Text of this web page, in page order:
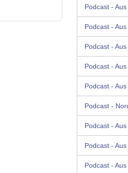
Podcast -
Podcast -
Podcast -
Podcast -
Podcast -
Podcast -
Podcast -
Podcast -
Podcast -